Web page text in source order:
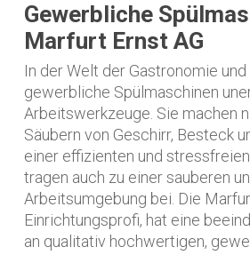
Gewerbliche
Marfurt Ernst AG
In der Welt der Gastronomie
gewerbliche Spülmaschinen
Arbeitswerkzeuge. Sie machen
Säubern von Geschirr, Besteck
einer effizienten und
tragen auch zu einer sauberen
Arbeitsumgebung bei. Die
Einrichtungsprofi, hat eine
an qualitativ hochwertigen,